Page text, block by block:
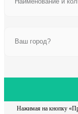
Нажимая на кнопку